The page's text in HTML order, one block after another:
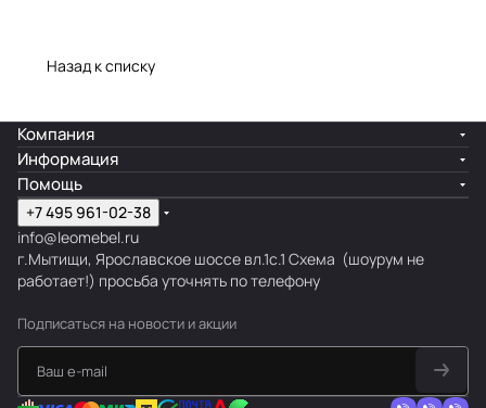
Назад к списку
Компания
Информация
Помощь
+7 495 961-02-38
info@leomebel.ru
г.Мытищи, Ярославское шоссе вл.1с.1 Схема (шоурум не
работает!) просьба уточнять по телефону
Подписаться на новости и акции